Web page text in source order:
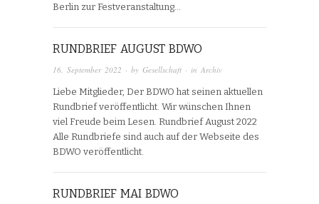
Berlin zur Festveranstaltung…
RUNDBRIEF AUGUST BDWO
16. September 2022 · by Gesellschaft · in Archiv
Liebe Mitglieder, Der BDWO hat seinen aktuellen
Rundbrief veröffentlicht. Wir wünschen Ihnen
viel Freude beim Lesen. Rundbrief August 2022
Alle Rundbriefe sind auch auf der Webseite des
BDWO veröffentlicht.
RUNDBRIEF MAI BDWO